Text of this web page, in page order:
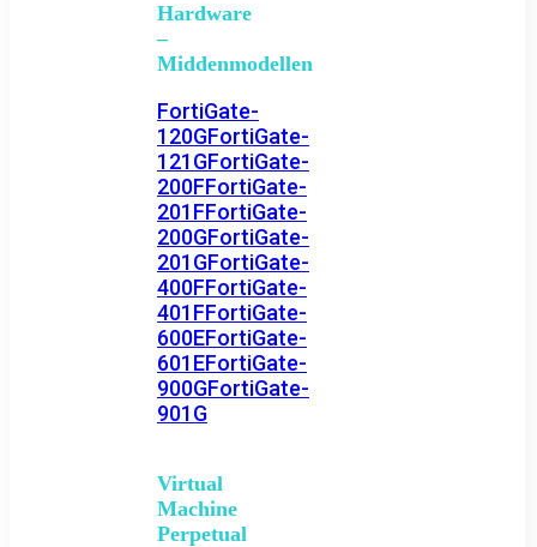
Hardware
–
Middenmodellen
FortiGate-
120GFortiGate-
121GFortiGate-
200FFortiGate-
201FFortiGate-
200GFortiGate-
201GFortiGate-
400FFortiGate-
401FFortiGate-
600EFortiGate-
601EFortiGate-
900GFortiGate-
901G
Virtual
Machine
Perpetual